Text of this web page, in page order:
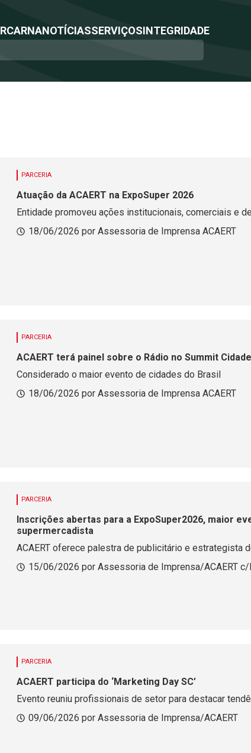
RCARNANOTÍCIASSERVIÇOSINTEGRIDADE
PARCERIA
Atuação da ACAERT na ExpoSuper 2026
Entidade promoveu ações institucionais, comerciais e
18/06/2026 por Assessoria de Imprensa ACAERT
PARCERIA
ACAERT terá painel sobre o Rádio no Summit
Considerado o maior evento de cidades do Brasil
18/06/2026 por Assessoria de Imprensa ACAERT
PARCERIA
Inscrições abertas para a ExpoSuper2026, maior
supermercadista
ACAERT oferece palestra de publicitário e estrategista
15/06/2026 por Assessoria de Imprensa/ACAERT c/
PARCERIA
ACAERT participa do ‘Marketing Day SC’
Evento reuniu profissionais de setor para destacar
09/06/2026 por Assessoria de Imprensa/ACAERT